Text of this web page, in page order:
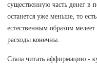
существенную часть денег в
останется уже меньше, то
естественным образом
расходы конечны.
Стала читать аффирмацию -